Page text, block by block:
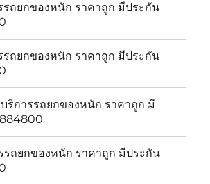
รถยกของหนัก ราคาถูก มีประกัน
รถยกของหนัก ราคาถูก มีประกัน
ริการรถยกของหนัก ราคาถูก มี
รถยกของหนัก ราคาถูก มีประกัน